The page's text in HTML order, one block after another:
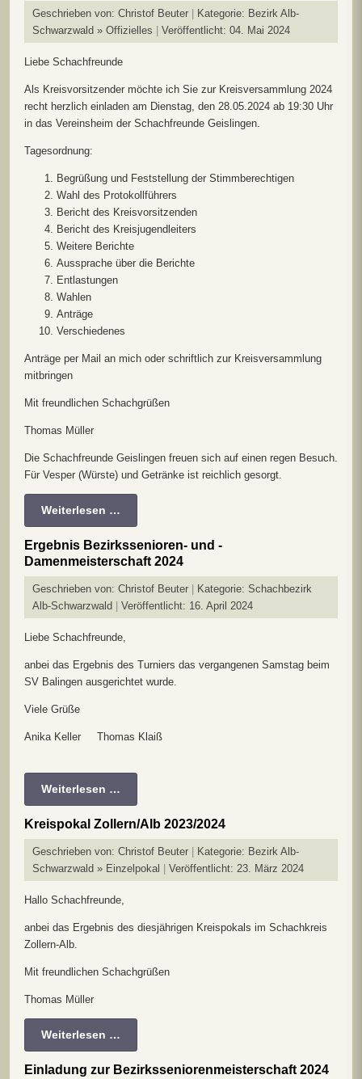
Geschrieben von: Christof Beuter Kategorie: Bezirk Alb-
Schwarzwald » Offizielles
Veröffentlicht: 04. Mai 2024
Liebe Schachfreunde
Als Kreisvorsitzender möchte ich Sie zur Kreisversammlung 2024
recht herzlich einladen am Dienstag, den 28.05.2024 ab 19:30 Uhr
in das Vereinsheim der Schachfreunde Geislingen.
Tagesordnung:
Begrüßung und Feststellung der Stimmberechtigen
Wahl des Protokollführers
Bericht des Kreisvorsitzenden
Bericht des Kreisjugendleiters
Weitere Berichte
Aussprache über die Berichte
Entlastungen
Wahlen
Anträge
Verschiedenes
Anträge per Mail an mich oder schriftlich zur Kreisversammlung
mitbringen
Mit freundlichen Schachgrüßen
Thomas Müller
Die Schachfreunde Geislingen freuen sich auf einen regen Besuch.
Für Vesper (Würste) und Getränke ist reichlich gesorgt.
Weiterlesen …
Ergebnis Bezirkssenioren- und -
Damenmeisterschaft 2024
Geschrieben von: Christof Beuter Kategorie: Schachbezirk
Alb-Schwarzwald
Veröffentlicht: 16. April 2024
Liebe Schachfreunde,
anbei das Ergebnis des Turniers das vergangenen Samstag beim
SV Balingen ausgerichtet wurde.
Viele Grüße
Anika Keller Thomas Klaiß
Weiterlesen …
Kreispokal Zollern/Alb 2023/2024
Geschrieben von: Christof Beuter Kategorie: Bezirk Alb-
Schwarzwald » Einzelpokal
Veröffentlicht: 23. März 2024
Hallo Schachfreunde,
anbei das Ergebnis des diesjährigen Kreispokals im Schachkreis
Zollern-Alb.
Mit freundlichen Schachgrüßen
Thomas Müller
Weiterlesen …
Einladung zur Bezirksseniorenmeisterschaft 2024